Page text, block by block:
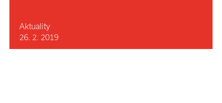
Aktuality
26. 2. 2019